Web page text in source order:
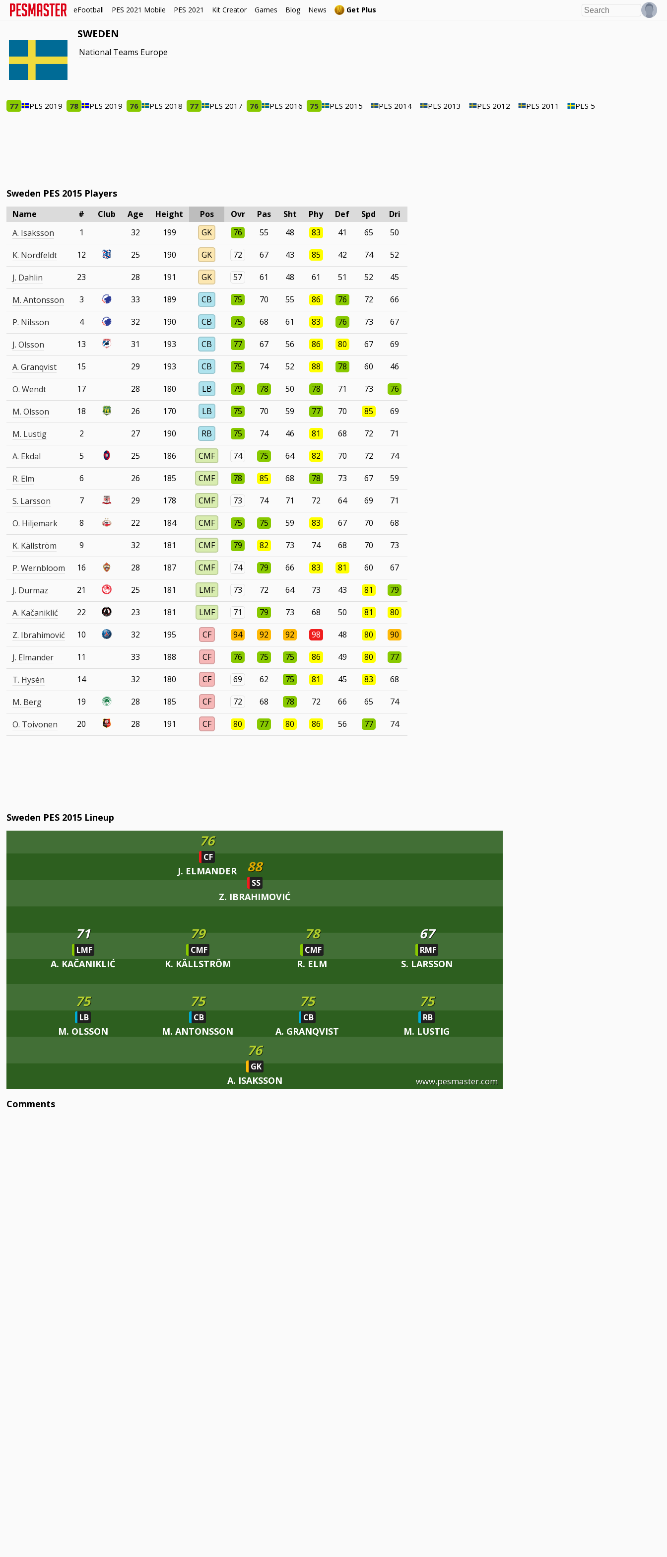
eFootball PES 2021 Mobile PES 2021 Kit Creator Games Blog News Get Plus
SWEDEN
National Teams Europe
77 PES 2019 78 PES 2019 76 PES 2018 77 PES 2017 76 PES 2016 75 PES 2015 PES 2014 PES 2013 PES 2012 PES 2011 PES 5
Sweden PES 2015 Players
Name # Club Age Height Pos Ovr Pas Sht Phy Def Spd
Dri
A. Isaksson
1 32 199 GK 76 55 48 83 41 65 50
K. Nordfeldt 12 25 190 GK 72 67 43 85 42 74 52
J. Dahlin 23 28 191 GK 57 61 48 61 51 52 45
M. Antonsson 3 33 189 CB 75 70 55 86 76 72 66
P. Nilsson 4 32 190 CB 75 68 61 83 76 73 67
J. Olsson 13 31 193 CB 77 67 56 86 80 67 69
A. Granqvist 15 29 193 CB 75 74 52 88 78 60 46
O. Wendt 17 28 180 LB 79 78 50 78 71 73 76
M. Olsson 18 26 170 LB 75 70 59 77 70 85 69
M. Lustig 2 27 190 RB 75 74 46 81 68 72 71
A. Ekdal 5 25 186 CMF 74 75 64 82 70 72 74
R. Elm 6 26 185 CMF 78 85 68 78 73 67 59
S. Larsson 7 29 178 CMF 73 74 71 72 64 69 71
O. Hiljemark 8 22 184 CMF 75 75 59 83 67 70 68
K. Källström 9 32 181 CMF 79 82 73 74 68 70 73
P. Wernbloom 16 28 187 CMF 74 79 66 83 81 60 67
J. Durmaz 21 25 181 LMF 73 72 64 73 43 81 79
A. Kačaniklić 22 23 181 LMF 71 79 73 68 50 81 80
Z. Ibrahimović 10 32 195 CF 94 92 92 98 48 80 90
J. Elmander 11 33 188 CF 76 75 75 86 49 80 77
T. Hysén 14 32 180 CF 69 62 75 81 45 83 68
M. Berg 19 28 185 CF 72 68 78 72 66 65 74
O. Toivonen 20 28 191 CF 80 77 80 86 56 77 74
Sweden PES 2015 Lineup
76
GK
A. ISAKSSON
75
CB
A. GRANQVIST
75
CB
M. ANTONSSON
75
RB
M. LUSTIG
75
LB
M. OLSSON
78
CMF
R. ELM
79
CMF
K. KÄLLSTRÖM
67
RMF
S. LARSSON
71
LMF
A. KAČANIKLIĆ
88
SS
Z. IBRAHIMOVIĆ
76
CF
J. ELMANDER
www.pesmaster.com
Comments